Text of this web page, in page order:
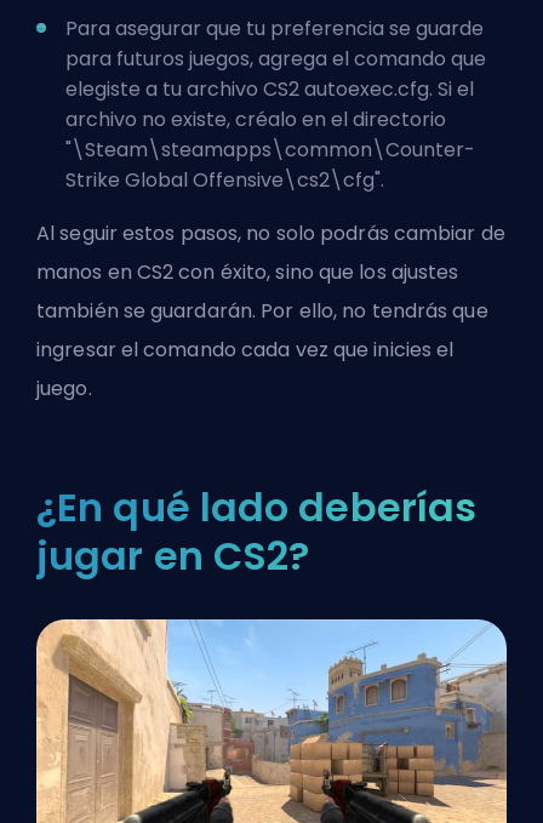
Para asegurar que tu preferencia se guarde
para futuros juegos, agrega el comando que
elegiste a tu archivo CS2 autoexec.cfg. Si el
archivo no existe, créalo en el directorio
"\Steam\steamapps\common\Counter-
Strike Global Offensive\cs2\cfg".
Al seguir estos pasos, no solo podrás cambiar de
manos en CS2 con éxito, sino que los ajustes
también se guardarán. Por ello, no tendrás que
ingresar el comando cada vez que inicies el
juego.
¿En qué lado deberías
jugar en CS2?